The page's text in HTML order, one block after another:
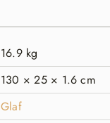
16.9 kg
130 × 25 × 1.6 cm
Glaf